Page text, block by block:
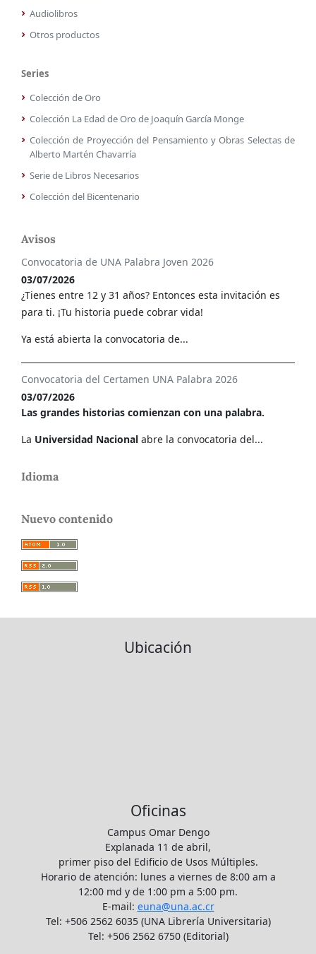
Audiolibros
Otros productos
Series
Colección de Oro
Colección La Edad de Oro de Joaquín García Monge
Colección de Proyección del Pensamiento y Obras Selectas de
Alberto Martén Chavarría
Serie de Libros Necesarios
Colección del Bicentenario
Avisos
Convocatoria de UNA Palabra Joven 2026
03/07/2026
¿Tienes entre 12 y 31 años? Entonces esta invitación es
para ti. ¡Tu historia puede cobrar vida!
Ya está abierta la convocatoria de...
Convocatoria del Certamen UNA Palabra 2026
03/07/2026
Las grandes historias comienzan con una palabra.
La Universidad Nacional abre la convocatoria del...
Idioma
Nuevo contenido
Ubicación
Oficinas
Campus Omar Dengo
Explanada 11 de abril,
primer piso del Edificio de Usos Múltiples.
Horario de atención: lunes a viernes de 8:00 am a
12:00 md y de 1:00 pm a 5:00 pm.
E-mail: euna@una.ac.cr
Tel: +506 2562 6035 (UNA Librería Universitaria)
Tel: +506 2562 6750 (Editorial)